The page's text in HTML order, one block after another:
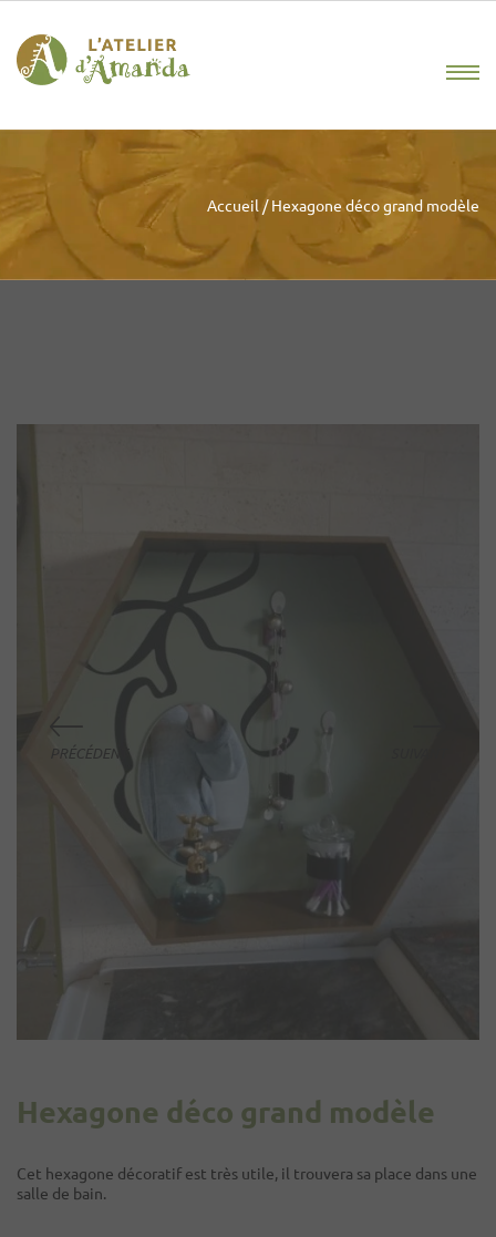
Accueil / Hexagone déco grand modèle
Hexagone déco grand modèle
Cet hexagone décoratif est très utile, il trouvera sa place dans une
salle de bain.